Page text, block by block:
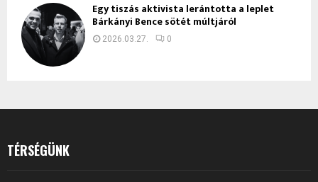
Egy tiszás aktivista lerántotta a leplet
Bárkányi Bence sötét múltjáról
2026.03.27. 0
TÉRSÉGÜNK